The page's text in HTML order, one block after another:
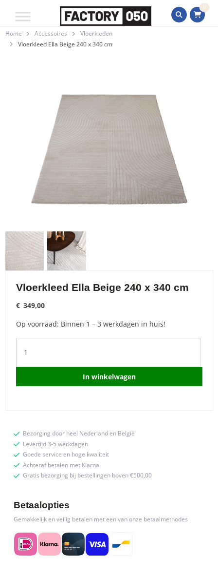
0
Home Accessoires
Vloerkleden
Vloerkleed Ella Beige 240 x 340 cm
Vloerkleed Ella Beige 240 x 340 cm
€ 349,00
Op voorraad: Binnen 1 – 3 werkdagen in huis!
Ella
In winkelwagen
Bezorging door heel Nederland en België
Levertijd 3-5 werkdagen
Goede service en hoge kwaliteit
Achteraf betalen met Klarna
Gratis bezorging bij bestellingen boven €500,00
Betaalopties
Gemakkelijk en veilig betalen met een van onze betaalmethodes